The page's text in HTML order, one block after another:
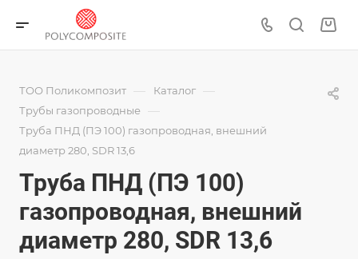
ТОО Поликомпозит — Каталог —
Трубы газопроводные —
Труба ПНД (ПЭ 100) газопроводная, внешний
диаметр 280, SDR 13,6
Труба ПНД (ПЭ 100)
газопроводная, внешний
диаметр 280, SDR 13,6